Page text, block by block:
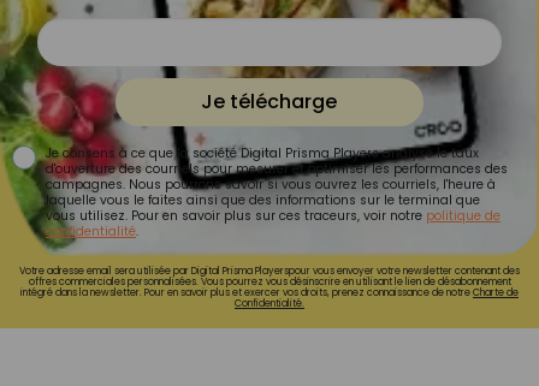
Je télécharge
Je consens à ce que la société Digital Prisma Players analyse le taux
d'ouverture des courriels pour mesurer et optimiser les performances des
campagnes. Nous pourrons savoir si vous ouvrez les courriels, l'heure à
laquelle vous le faites ainsi que des informations sur le terminal que
vous utilisez. Pour en savoir plus sur ces traceurs, voir notre politique de
confidentialité.
Votre adresse email sera utilisée par Digital Prisma Playerspour vous envoyer votre newsletter contenant des
offres commerciales personnalisées. Vous pourrez vous désinscrire en utilisant le lien de désabonnement
intégré dans la newsletter. Pour en savoir plus et exercer vos droits, prenez connaissance de notreCharte de
Confidentialité.